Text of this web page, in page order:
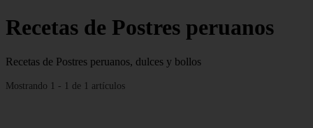
Recetas de Postres peruanos
Recetas de Postres peruanos, dulces y bollos
Mostrando 1 - 1 de 1 artículos